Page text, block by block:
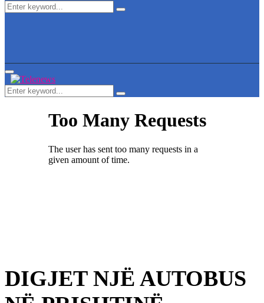
Search
Search
Primary
Menu
Search
for:
Search
DIGJET NJË AUTOBUS